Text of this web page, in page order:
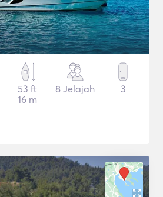
53 ft
16 m
8 Jelajah 3